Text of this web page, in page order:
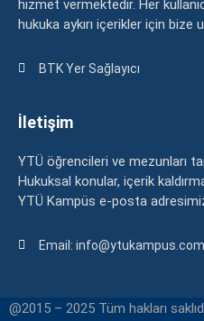
hizmet vermektedir. Her
hukuka aykırı içerikler için bize
BTK Yer Sağlayıcı
İletişim
YTÜ öğrencileri ve mezunları
Hukuksal konular, içerik
YTÜ Kampüs e-posta
Email: info@ytukampus.com
@2015 – 2025 Tüm hakları